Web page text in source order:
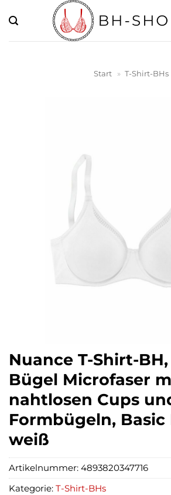
Inhalt
springen
Start » T-Shirt-BHs
Nuance T-Shirt-
Bügel Microfaser
nahtlosen Cups
Formbügeln, Basic
weiß
Artikelnummer: 4893820347716
Kategorie: T-Shirt-BHs